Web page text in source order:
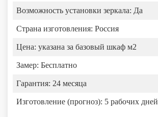
Возможность установки зеркала: Да
Страна изготовления: Россия
Цена: указана за базовый шкаф м2
Замер: Бесплатно
Гарантия: 24 месяца
Изготовление (прогноз): 5 рабочих дней